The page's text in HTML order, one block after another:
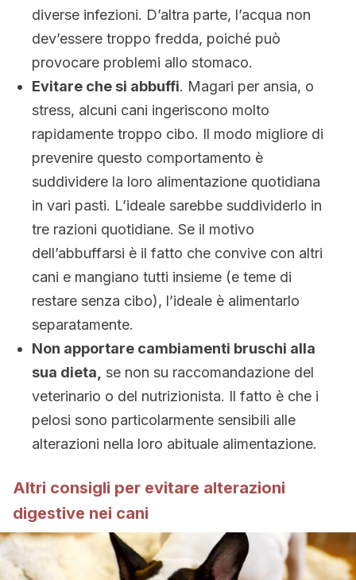
diverse infezioni. D’altra parte, l’acqua non
dev’essere troppo fredda, poiché può
provocare problemi allo stomaco.
Evitare che si abbuffi. Magari per ansia, o
stress, alcuni cani ingeriscono molto
rapidamente troppo cibo. Il modo migliore di
prevenire questo comportamento è
suddividere la loro alimentazione quotidiana
in vari pasti. L’ideale sarebbe suddividerlo in
tre razioni quotidiane. Se il motivo
dell’abbuffarsi è il fatto che convive con altri
cani e mangiano tutti insieme (e teme di
restare senza cibo), l’ideale è alimentarlo
separatamente.
Non apportare cambiamenti bruschi alla
sua dieta, se non su raccomandazione del
veterinario o del nutrizionista. Il fatto è che i
pelosi sono particolarmente sensibili alle
alterazioni nella loro abituale alimentazione.
Altri consigli per evitare alterazioni
digestive nei cani